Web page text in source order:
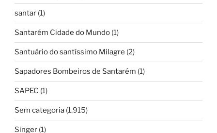
santar (1)
Santarém Cidade do Mundo (1)
Santuário do santíssimo Milagre (2)
Sapadores Bombeiros de Santarém (1)
SAPEC (1)
Sem categoria (1.915)
Singer (1)